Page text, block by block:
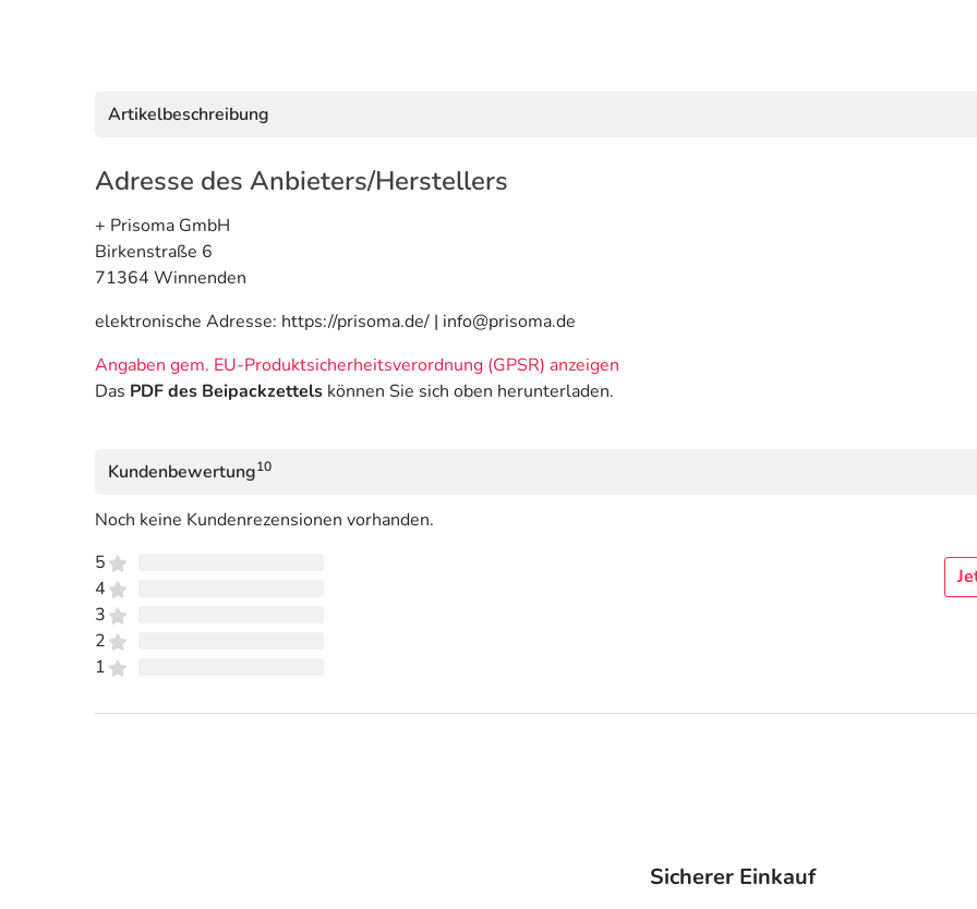
Artikelbeschreibung
Adresse des Anbieters/Herstellers
+ Prisoma GmbH
Birkenstraße 6
71364 Winnenden
elektronische Adresse: https://prisoma.de/ | info@prisoma.de
Angaben gem. EU-Produktsicherheitsverordnung (GPSR) anzeigen
Das PDF des Beipackzettels können Sie sich oben herunterladen.
Kundenbewertung10
Noch keine Kundenrezensionen vorhanden.
5
4
3
2
1
Sicherer Einkauf